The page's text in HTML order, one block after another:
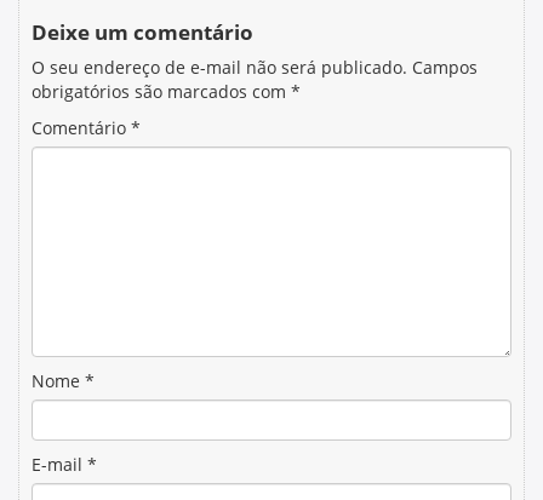
Deixe um comentário
O seu endereço de e-mail não será publicado. Campos
obrigatórios são marcados com *
Comentário *
Nome *
E-mail *